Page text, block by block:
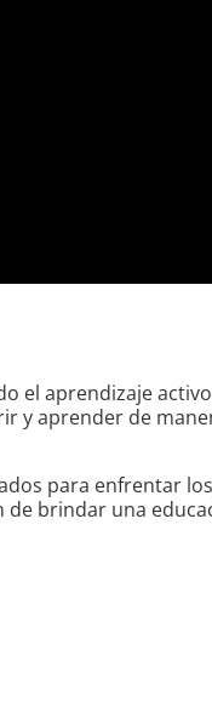
el aprendizaje
y aprender de
para enfrentar
brindar una